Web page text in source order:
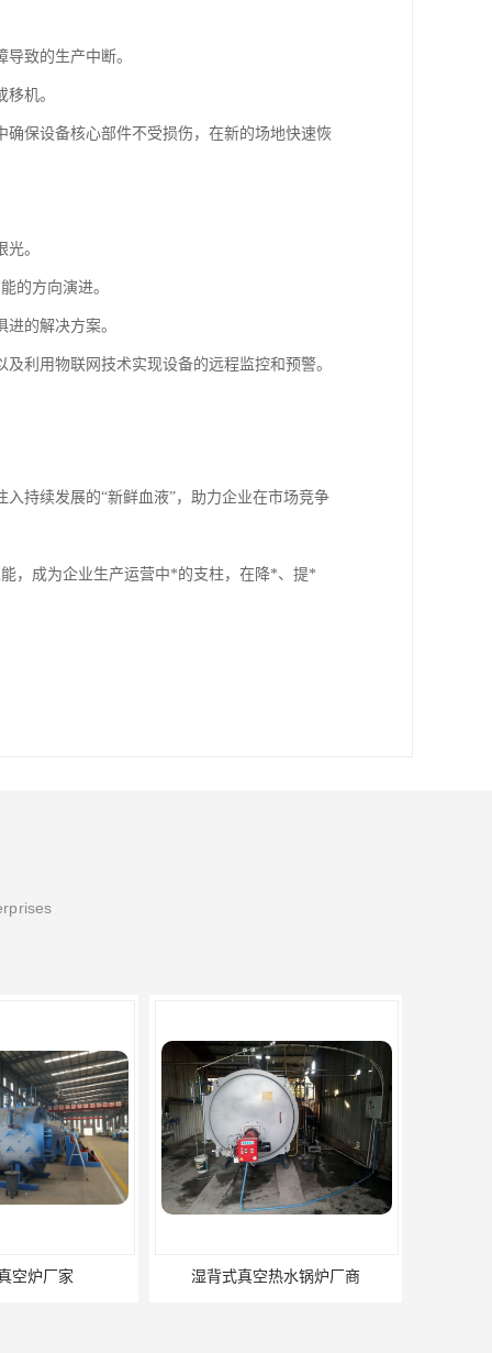
致的生产中断。
机。
保设备核心部件不受损伤，在新的场地快速恢
。
的方向演进。
的解决方案。
利用物联网技术实现设备的远程监控和预警。
持续发展的“新鲜血液”，助力企业在市场竞争
，成为企业生产运营中*的支柱，在降*、提*
湿背式真空热水锅炉厂商